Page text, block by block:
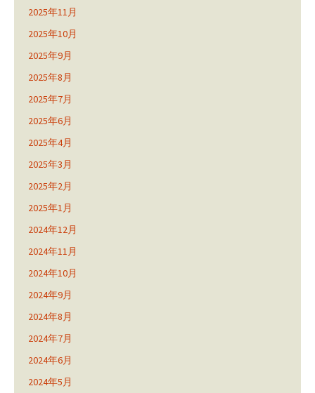
2025年11月
2025年10月
2025年9月
2025年8月
2025年7月
2025年6月
2025年4月
2025年3月
2025年2月
2025年1月
2024年12月
2024年11月
2024年10月
2024年9月
2024年8月
2024年7月
2024年6月
2024年5月